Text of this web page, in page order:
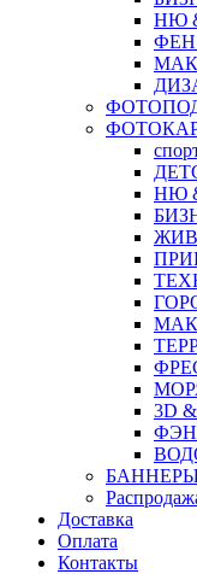
НЮ
ФЕН
НЮ
3D
Доставка
Оплата
Контакты